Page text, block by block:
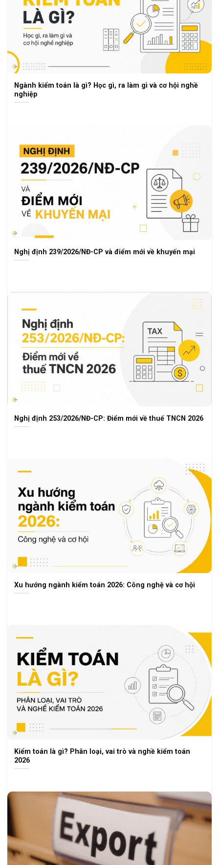
Ngành kiểm toán là gì? Học gì, ra làm gì và cơ hội nghề
nghiệp
Nghị định 239/2026/NĐ-CP và điểm mới về khuyến mại
Nghị định 253/2026/NĐ-CP: Điểm mới về thuế TNCN 2026
Xu hướng ngành kiểm toán 2026: Công nghệ và cơ hội
Kiểm toán là gì? Phân loại, vai trò và nghề kiểm toán
2026